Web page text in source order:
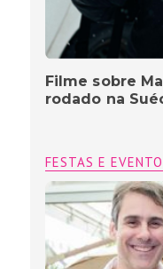
Filme sobre
rodado na
FESTAS E